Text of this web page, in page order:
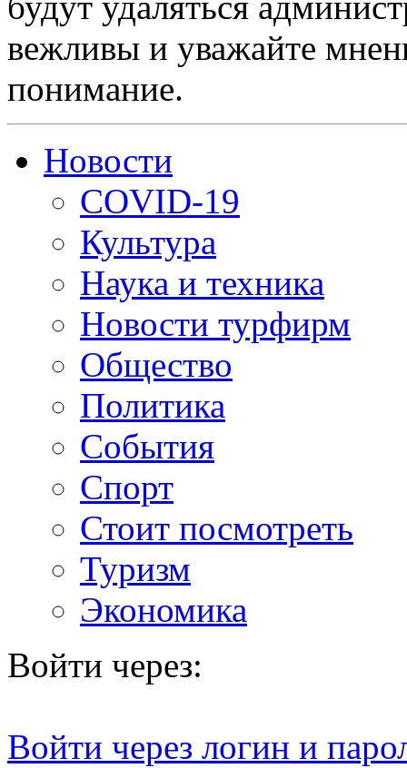
вежливы и уважайте
понимание.
Новости
COVID-19
Культура
Наука и техника
Новости турфирм
Общество
Политика
События
Спорт
Стоит посмотреть
Туризм
Экономика
Войти через:
Войти через логин и